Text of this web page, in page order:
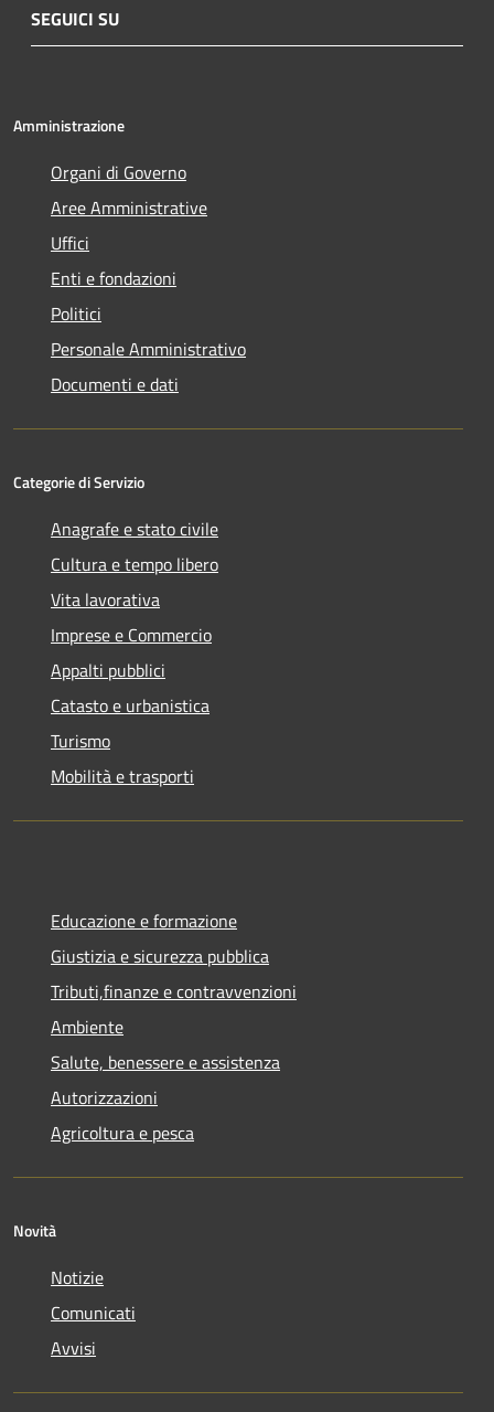
SEGUICI SU
Amministrazione
Organi di Governo
Aree Amministrative
Uffici
Enti e fondazioni
Politici
Personale Amministrativo
Documenti e dati
Categorie di Servizio
Anagrafe e stato civile
Cultura e tempo libero
Vita lavorativa
Imprese e Commercio
Appalti pubblici
Catasto e urbanistica
Turismo
Mobilità e trasporti
Educazione e formazione
Giustizia e sicurezza pubblica
Tributi,finanze e contravvenzioni
Ambiente
Salute, benessere e assistenza
Autorizzazioni
Agricoltura e pesca
Novità
Notizie
Comunicati
Avvisi